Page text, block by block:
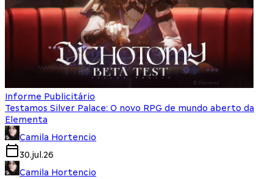
Informe Publicitário
Testamos Silver Palace: O novo RPG de mundo aberto da
Elementa
Camila Hortencio
30.jul.26
Camila Hortencio